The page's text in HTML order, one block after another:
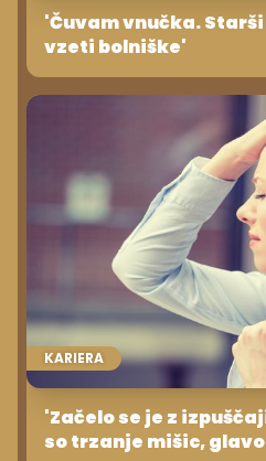
'Čuvam vnučka.
vzeti bolniške'
KARIERA
'Začelo se je z
so trzanje mišic,